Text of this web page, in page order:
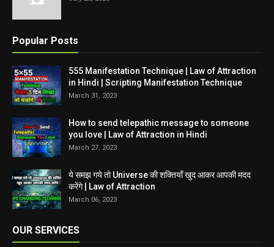
Popular Posts
555 Manifestation Technique | Law of Attraction
in Hindi | Scripting Manifestation Technique
March 31, 2023
How to send telepathic message to someone
you love | Law of Attraction in Hindi
March 27, 2023
ये समझ गये तो Universe की शक्तियाँ खुद आकर आपकी मदद
करेंगे | Law of Attraction
March 06, 2023
OUR SERVICES